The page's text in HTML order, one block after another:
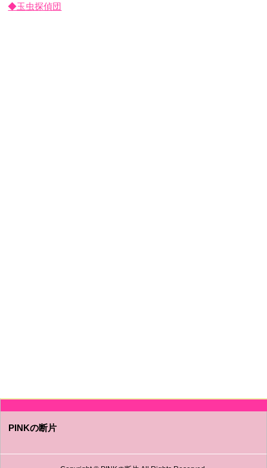
◆玉虫探偵団
PINKの断片